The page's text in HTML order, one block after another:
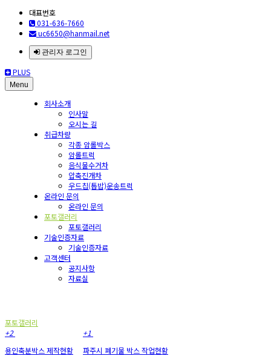
대표번호
031-636-7660
uc6650@hanmail.net
관리자 로그인
PLUS
Menu
회사소개
인사말
오시는 길
취급차량
각종 암롤박스
암롤트럭
음식물수거차
압축진개차
우드칩(톱밥)운송트럭
온라인 문의
온라인 문의
포토갤러리
포토갤러리
기술인증자료
기술인증자료
고객센터
공지사항
자료실
포토갤러리
+2
용인축분박스 제작현황
+1
파주시 폐기물 박스 작업현황